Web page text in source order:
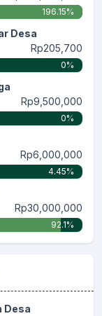
196.15%
Desa
Rp205,700
0%
Rp9,500,000
0%
Rp6,000,000
4.45%
Rp30,000,000
92.1%
Desa